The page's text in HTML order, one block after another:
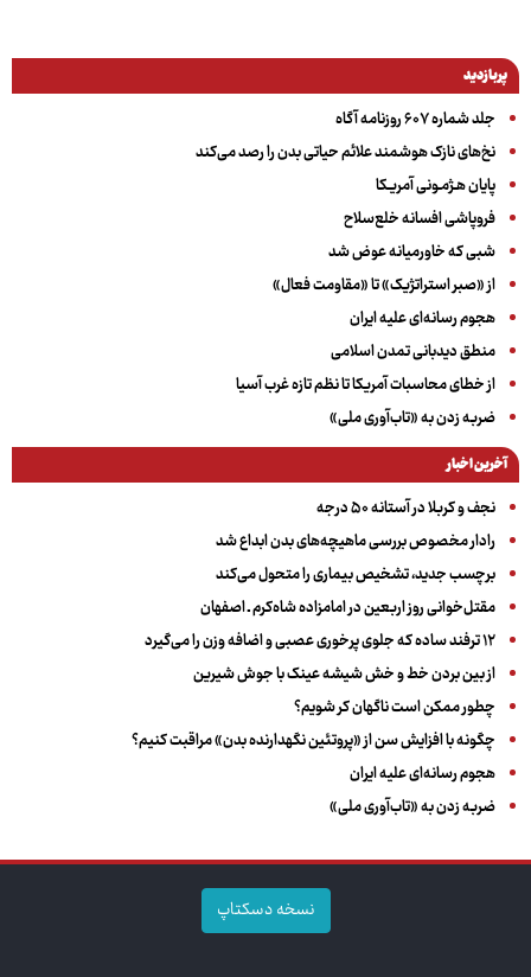
پربازدید
جلد شماره ۶۰۷ روزنامه آگاه
نخ‌های نازک هوشمند علائم حیاتی بدن را رصد می‌کند
پایان هـژمـونی آمریـکا
فروپاشی افسانه خلع‌سلاح
شبی که خاورمیانه عوض شد
از «صبر استراتژیک» تا «مقاومت فعال»
هجوم رسانه‌ای علیه ایران
منطق دیدبانی تمدن اسلامی
از خطای محاسبات آمریکا تا نظم تازه غرب آسیا
ضربه زدن به «تاب‌آوری ملی»
آخرین اخبار
نجف و کربلا در آستانه ۵۰ درجه
رادار مخصوص بررسی ماهیچه‌های بدن ابداع شد
برچسب جدید، تشخیص بیماری را متحول می‌کند
مقتل‌خوانی روز اربعین در امامزاده شاه‌کرم ـ اصفهان
۱۲ ترفند ساده که جلوی پرخوری عصبی و اضافه ‌وزن را می‌گیرد
از بین بردن خط و خش شیشه عینک با جوش شیرین
چطور ممکن است ناگهان کر شویم؟
چگونه با افزایش سن از «پروتئین نگهدارنده بدن» مراقبت کنیم؟
هجوم رسانه‌ای علیه ایران
ضربه زدن به «تاب‌آوری ملی»
نسخه دسکتاپ